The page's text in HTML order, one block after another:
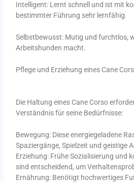
Intelligent: Lernt schnell und ist mit
bestimmter Führung sehr lernfähig.
Selbstbewusst: Mutig und furchtlos,
Arbeitshunden macht.
Pflege und Erziehung eines Cane
Die Haltung eines Cane Corso
Verständnis für seine Bedürfnisse:
Bewegung: Diese energiegeladene
Spaziergänge, Spielzeit und geistige
Erziehung: Frühe Sozialisierung und
sind entscheidend, um
Ernährung: Benötigt hochwertiges